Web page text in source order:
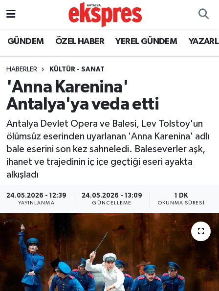
GÜNDEM ÖZEL HABER YEREL GÜNDEM
HABERLER KÜLTÜR - SANAT
'Anna Karenina'
Antalya'ya veda etti
Antalya Devlet Opera ve Balesi, Lev Tolstoy'un
ölümsüz eserinden uyarlanan 'Anna Karenina' adlı
bale eserini son kez sahneledi. Baleseverler aşk,
ihanet ve trajedinin iç içe geçtiği eseri ayakta
alkışladı
24.05.2026 - 12:39
YAYINLANMA
24.05.2026 - 13:09
GÜNCELLEME
1 DK
OKUNMA SÜRESI
ÖZEL HABER
YEREL GÜNDEM
EKONOMİ
KÜLTÜR - SANAT
SPOR
SAĞLIK
DÜNYA
EĞİTİM
TURİZM
Nöbetçi Eczaneler
Trafik Durumu
Süper Lig Puan Durumu ve Fikstür
Tüm Manşetler
Son Dakika Haberleri